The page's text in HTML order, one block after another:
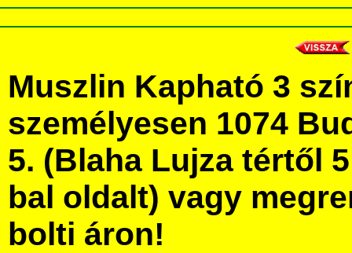
Muszlin Kapható 3
személyesen 1074
5. (Blaha Lujza tértől
bal oldalt) vagy
bolti áron!